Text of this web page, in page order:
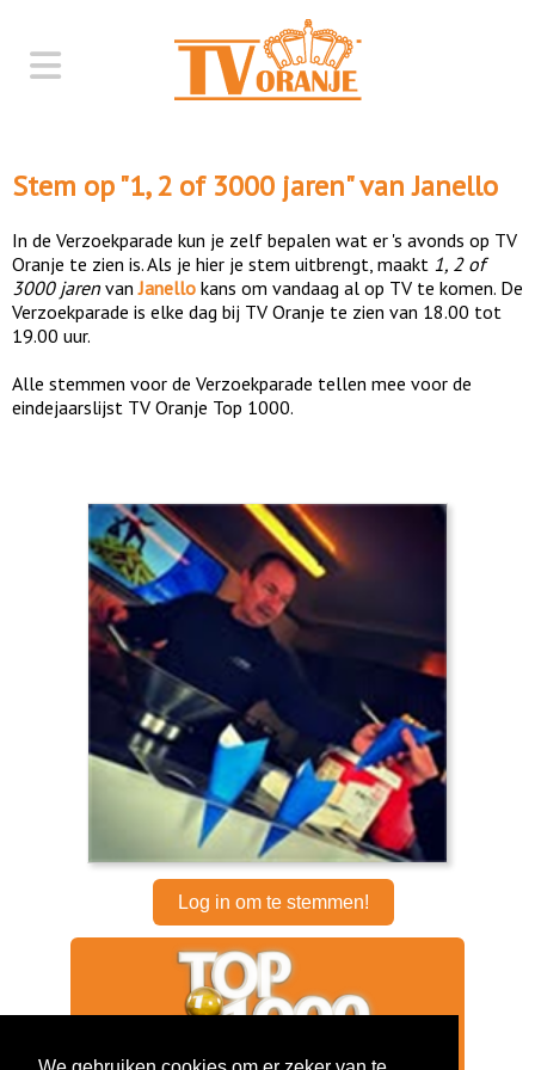
Stem op "1, 2 of 3000 jaren" vanJanello
In de Verzoekparade kun je zelf bepalen wat er 's avonds op TV
Oranje te zien is. Als je hier je stem uitbrengt, maakt 1, 2 of
3000 jaren vanJanello kans om vandaag al op TV te komen. De
Verzoekparade is elke dag bij TV Oranje te zien van 18.00 tot
19.00 uur.
Alle stemmen voor de Verzoekparade tellen mee voor de
eindejaarslijst TV Oranje Top 1000.
Log in om te stemmen!